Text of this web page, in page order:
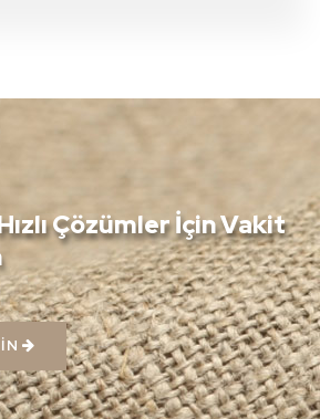
Çözümler İçin Vakit